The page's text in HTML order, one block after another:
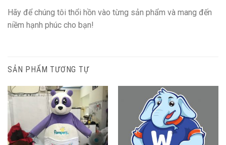
Hãy để chúng tôi thổi hồn vào từng sản phẩm và mang đến
niềm hạnh phúc cho bạn!
SẢN PHẨM TƯƠNG TỰ